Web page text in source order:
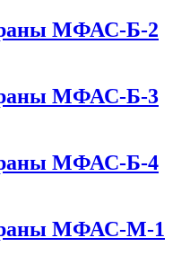
МФАС-Б-2
МФАС-Б-3
МФАС-Б-4
МФАС-М-1